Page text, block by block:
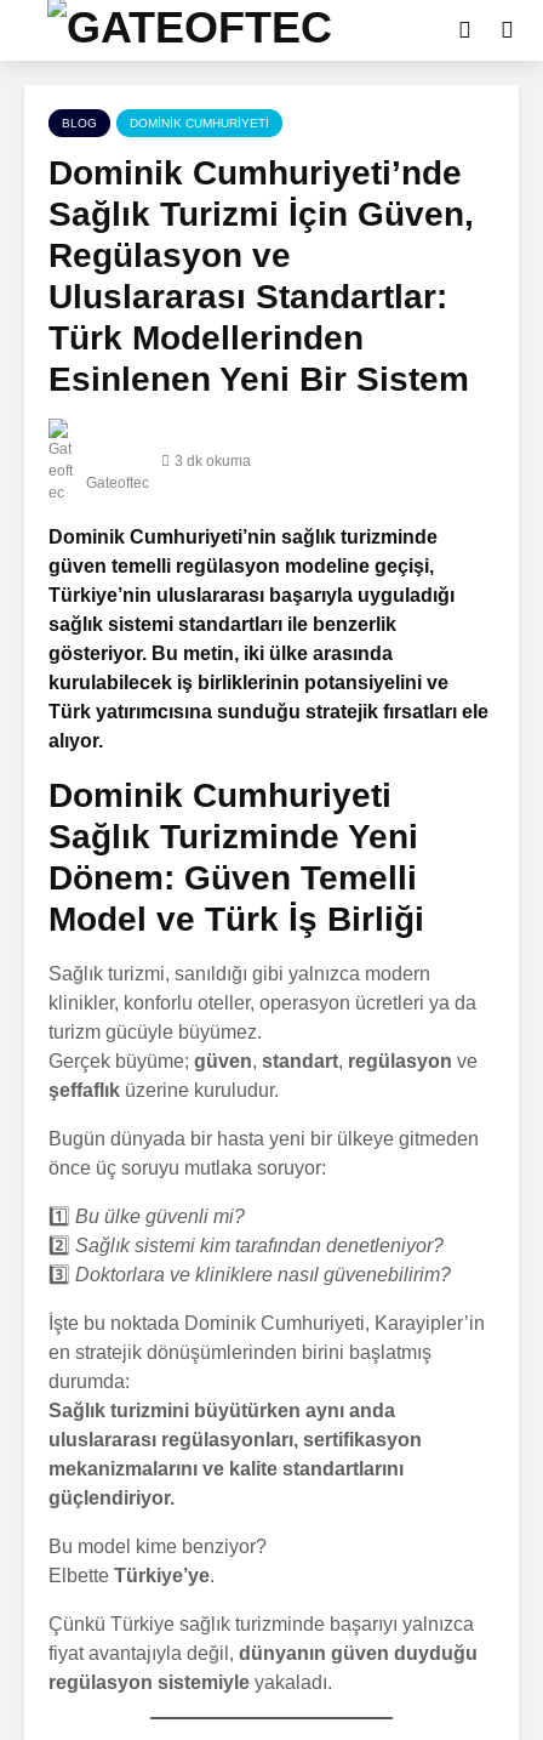
BLOG DOMINIK CUMHURIYETI
Dominik Cumhuriyeti’nde
Sağlık Turizmi İçin Güven,
Regülasyon ve
Uluslararası Standartlar:
Türk Modellerinden
Esinlenen Yeni Bir Sistem
Gateoftec
3 dk okuma
Dominik Cumhuriyeti’nin sağlık turizminde
güven temelli regülasyon modeline geçişi,
Türkiye’nin uluslararası başarıyla uyguladığı
sağlık sistemi standartları ile benzerlik
gösteriyor. Bu metin, iki ülke arasında
kurulabilecek iş birliklerinin potansiyelini ve
Türk yatırımcısına sunduğu stratejik fırsatları ele
alıyor.
Dominik Cumhuriyeti
Sağlık Turizminde Yeni
Dönem: Güven Temelli
Model ve Türk İş Birliği
Sağlık turizmi, sanıldığı gibi yalnızca modern
klinikler, konforlu oteller, operasyon ücretleri ya da
turizm gücüyle büyümez.
Gerçek büyüme; güven, standart, regülasyon ve
şeffaflık üzerine kuruludur.
Bugün dünyada bir hasta yeni bir ülkeye gitmeden
önce üç soruyu mutlaka soruyor:
1️⃣ Bu ülke güvenli mi?
2️⃣ Sağlık sistemi kim tarafından denetleniyor?
3️⃣ Doktorlara ve kliniklere nasıl güvenebilirim?
İşte bu noktada Dominik Cumhuriyeti, Karayipler’in
en stratejik dönüşümlerinden birini başlatmış
durumda:
Sağlık turizmini büyütürken aynı anda
uluslararası regülasyonları, sertifikasyon
mekanizmalarını ve kalite standartlarını
güçlendiriyor.
Bu model kime benziyor?
Elbette Türkiye’ye.
Çünkü Türkiye sağlık turizminde başarıyı yalnızca
fiyat avantajıyla değil, dünyanın güven duyduğu
regülasyon sistemiyle yakaladı.